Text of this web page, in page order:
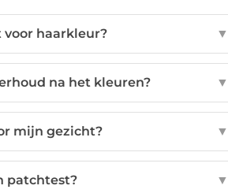
voor haarkleur? ▼
na het kleuren? ▼
mijn gezicht? ▼
patchtest? ▼